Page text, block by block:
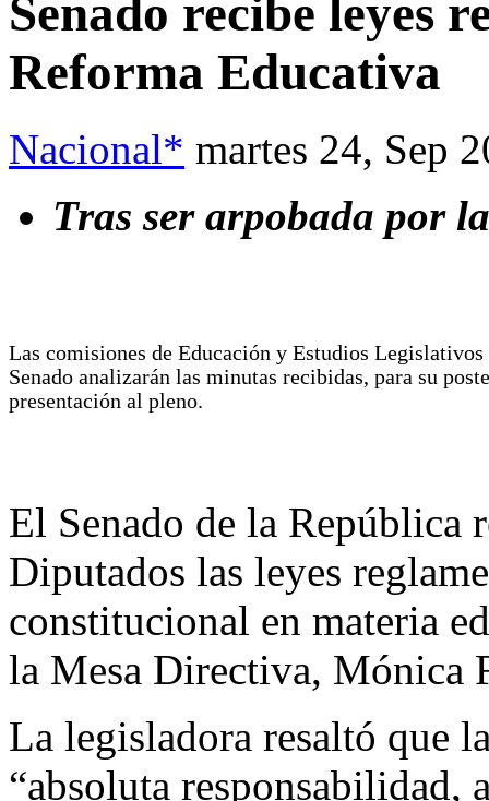
Senado recibe leyes
Reforma Educativa
Nacional* martes 24, Sep
Tras ser arpobada por
Las comisiones de Educación y Estudios Legislativos
Senado analizarán las minutas recibidas, para su
presentación al pleno.
El Senado de la República
Diputados las leyes
constitucional en materia
la Mesa Directiva, Mónica
La legisladora resaltó que
“absoluta responsabilidad,